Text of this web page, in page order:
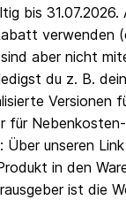
bis
verwenden
aber nicht
du z. B.
Versionen
für
Über unseren
in den
ist die